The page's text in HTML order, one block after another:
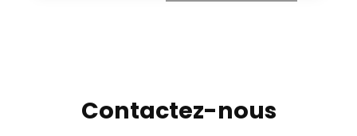
Contactez-nous